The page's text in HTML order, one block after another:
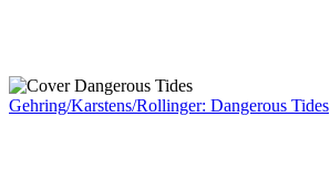
Gehring/Karstens/Rollinger: Dangerous Tides